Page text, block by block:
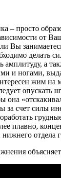
– просто
от
Вы
делать
амплитуду, а
и ногами,
жим на
опускать
она
за счет силы
плавно,
отдела